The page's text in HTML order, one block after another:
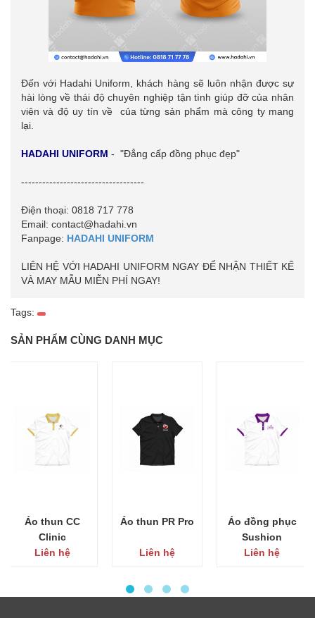
Đến với Hadahi Uniform, khách hàng sẽ luôn nhận được sự
hài lòng về thái độ chuyên nghiệp tận tình giúp đỡ của nhân
viên và độ uy tín về của từng sản phẩm mà công ty mang
lại.
HADAHI UNIFORM - "Đẳng cấp đồng phục đẹp"
-----------------------------------
Điện thoại: 0818 717 778
Email: contact@hadahi.vn
Fanpage: HADAHI UNIFORM
LIÊN HỆ VỚI HADAHI UNIFORM NGAY ĐỂ NHẬN THIẾT KẾ
VÀ MAY MẪU MIỄN PHÍ NGAY!
Tags:
SẢN PHẨM CÙNG DANH MỤC
Áo thun CC
Clinic
Liên hệ
Áo thun PR Pro
Liên hệ
Áo đồng phục
Sushion
Liên hệ